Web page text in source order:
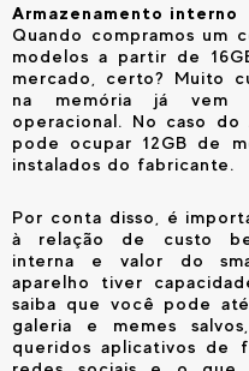
Armazenamento interno
Quando compramos um
modelos a partir de
mercado, certo? Muito
na memória já vem
operacional. No caso
pode ocupar 12GB de
instalados do fabricante.
Por conta disso, é
à relação de custo
interna e valor do
aparelho tiver
saiba que você pode
galeria e memes
queridos aplicativos de